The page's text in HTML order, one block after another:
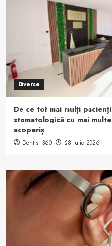
Diverse
De ce tot mai mulți
stomatologică cu mai
acoperiș
Dentist 360 28 iulie 2026